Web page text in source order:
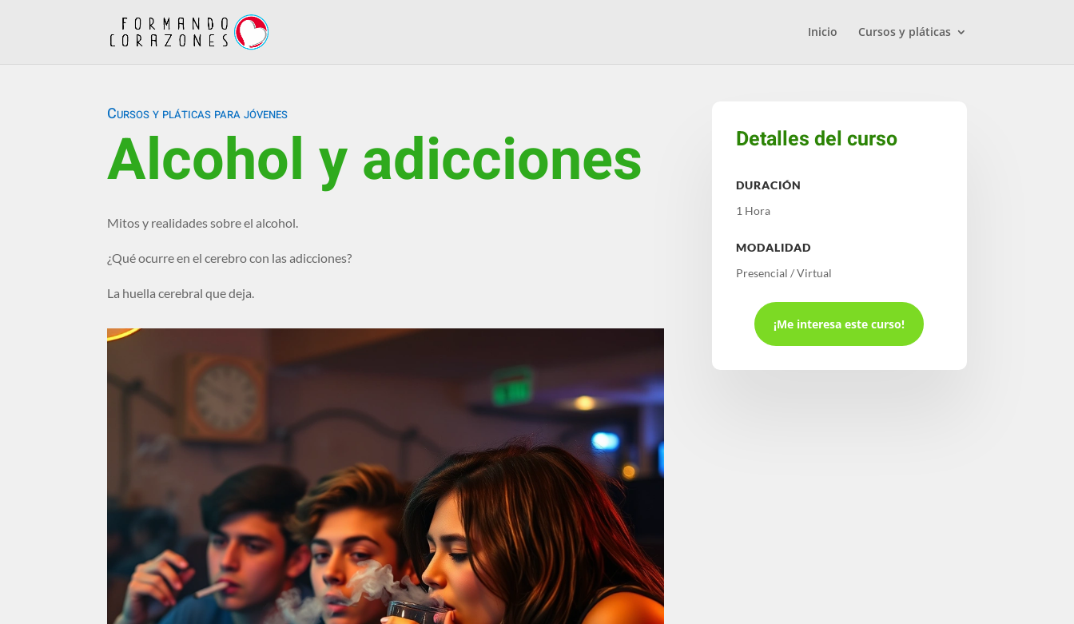
Inicio Cursos y pláticas
Cursos y pláticas para jóvenes
Alcohol y adicciones
Mitos y realidades sobre el alcohol.
¿Qué ocurre en el cerebro con las adicciones?
La huella cerebral que deja.
Detalles del curso
DURACIÓN
1 Hora
MODALIDAD
Presencial / Virtual
¡Me interesa este curso!